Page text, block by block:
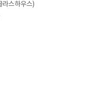
라스하우스)